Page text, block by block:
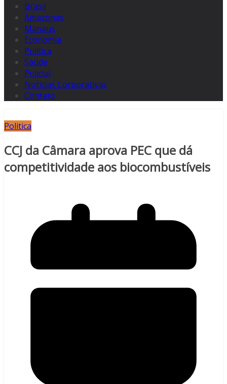
Brasil
Amazonas
Manaus
Economia
Politica
Saúde
Policial
Notícias Corporativas
Contato
Politica
CCJ da Câmara aprova PEC que dá
competitividade aos biocombustíveis